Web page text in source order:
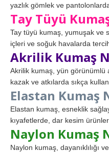
yazlık gömlek ve
Tay Tüyü
Tay tüyü kumaş, yumuşak ve
içleri ve soğuk havalarda
Akrilik Kumaş
Akrilik kumaş, yün görünümlü
kazak ve atkılarda sıkça
Elastan Kumaş
Elastan kumaş, esneklik
kıyafetlerde, dar kesim
Naylon Kumaş
Naylon kumaş, dayanıklılığı